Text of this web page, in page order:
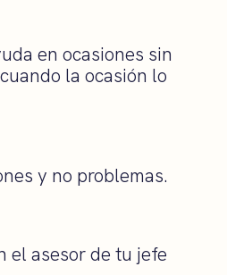
en ocasiones sin
la ocasión lo
y no problemas.
el asesor de tu jefe